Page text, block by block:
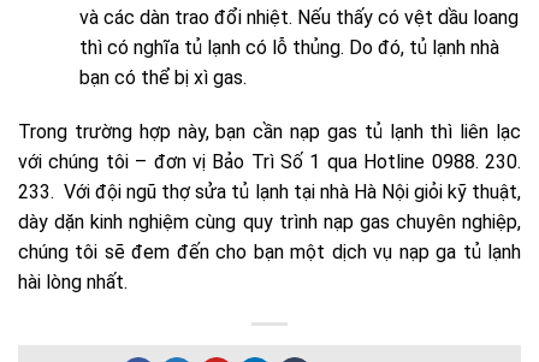
và các dàn trao đổi nhiệt. Nếu thấy có vệt dầu loang
thì có nghĩa tủ lạnh có lỗ thủng. Do đó, tủ lạnh nhà
bạn có thể bị xì gas.
Trong trường hợp này, bạn cần nạp gas tủ lạnh thì liên lạc
với chúng tôi – đơn vị Bảo Trì Số 1 qua Hotline 0988. 230.
233. Với đội ngũ thợ sửa tủ lạnh tại nhà Hà Nội giỏi kỹ thuật,
dày dặn kinh nghiệm cùng quy trình nạp gas chuyên nghiệp,
chúng tôi sẽ đem đến cho bạn một dịch vụ nạp ga tủ lạnh
hài lòng nhất.